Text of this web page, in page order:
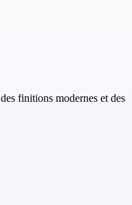
finitions modernes et des